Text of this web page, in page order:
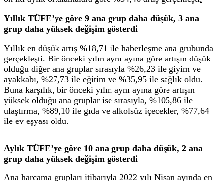
Yıllık TÜFE’ye göre 9 ana grup daha düşük, 3 ana
grup daha yüksek değişim gösterdi
Yıllık en düşük artış %18,71 ile haberleşme ana grubunda
gerçekleşti. Bir önceki yılın aynı ayına göre artışın düşük
olduğu diğer ana gruplar sırasıyla %26,23 ile giyim ve
ayakkabı, %27,73 ile eğitim ve %35,95 ile sağlık oldu.
Buna karşılık, bir önceki yılın aynı ayına göre artışın
yüksek olduğu ana gruplar ise sırasıyla, %105,86 ile
ulaştırma, %89,10 ile gıda ve alkolsüz içecekler, %77,64
ile ev eşyası oldu.
Aylık TÜFE’ye göre 10 ana grup daha düşük, 2 ana
grup daha yüksek değişim gösterdi
Ana harcama grupları itibarıyla 2022 yılı Nisan ayında en